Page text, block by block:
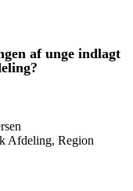
af unge indlagt
Afdeling, Region